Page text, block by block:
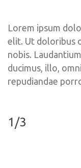
Lorem ipsum
elit. Ut doloribus
nobis.
ducimus, illo,
repudiandae
1/3